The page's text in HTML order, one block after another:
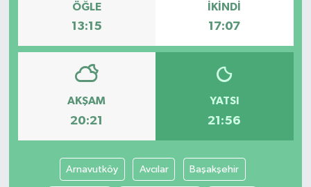
ÖĞLE
13:15
İKINDI
17:07
AKŞAM
20:21
YATSI
21:56
Arnavutköy Avcılar Başakşehir